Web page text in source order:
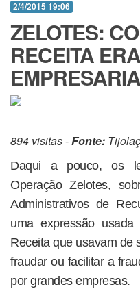
2/4/2015 19:06
ZELOTES:
RECEITA
894 visitas -Fonte:
Daqui a pouco, os
Operação Zelotes,
Administrativos de
uma expressão
Receita que usavam de
fraudar ou facilitar a
por grandes empresas.